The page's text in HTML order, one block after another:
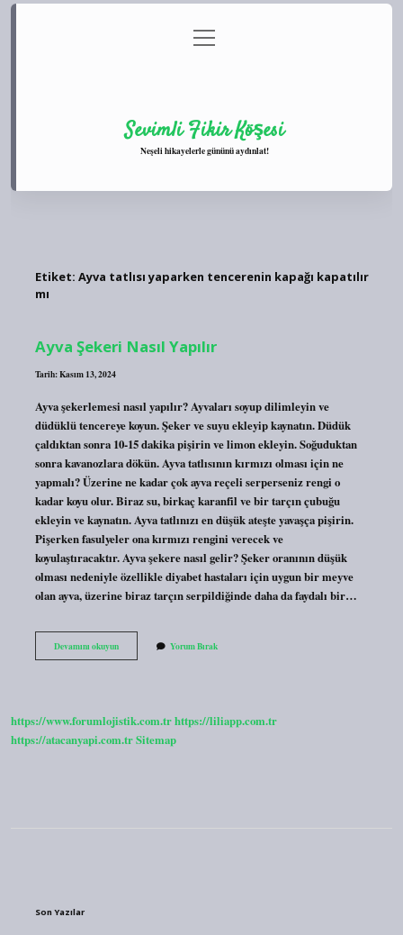
Gizlilik Politikası
menüyü
aç
Sevimli Fikir Köşesi
Neşeli hikayelerle gününü aydınlat!
Etiket: Ayva tatlısı yaparken tencerenin kapağı kapatılır
mı
Ayva Şekeri Nasıl Yapılır
Tarih: Kasım 13, 2024
Ayva şekerlemesi nasıl yapılır? Ayvaları soyup dilimleyin ve
düdüklü tencereye koyun. Şeker ve suyu ekleyip kaynatın. Düdük
çaldıktan sonra 10-15 dakika pişirin ve limon ekleyin. Soğuduktan
sonra kavanozlara dökün. Ayva tatlısının kırmızı olması için ne
yapmalı? Üzerine ne kadar çok ayva reçeli serperseniz rengi o
kadar koyu olur. Biraz su, birkaç karanfil ve bir tarçın çubuğu
ekleyin ve kaynatın. Ayva tatlınızı en düşük ateşte yavaşça pişirin.
Pişerken fasulyeler ona kırmızı rengini verecek ve
koyulaştıracaktır. Ayva şekere nasıl gelir? Şeker oranının düşük
olması nedeniyle özellikle diyabet hastaları için uygun bir meyve
olan ayva, üzerine biraz tarçın serpildiğinde daha da faydalı bir…
Devamını okuyunAyva
Şekeri
Yorum Bırak
https://www.forumlojistik.com.trhttps://liliapp.com.tr
https://atacanyapi.com.trSitemap
Son Yazılar